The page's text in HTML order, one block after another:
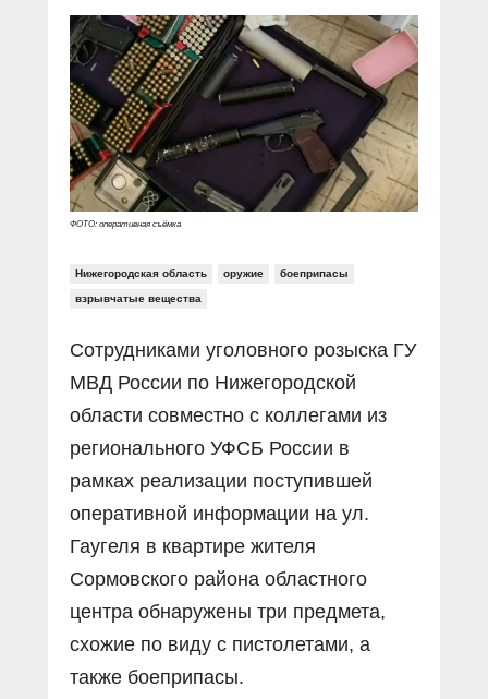
Документальные фильмы
В знании сила
Специальный репортаж
КиберПОСТОВОЙ
Газета «Щит и меч»
Журнал «Полиция России»
О ПОРТАЛЕ
Контакты
Вакансии
ФОТО: оперативная съёмка
Нижегородская область оружие боеприпасы
взрывчатые вещества
Сотрудниками уголовного розыска ГУ
МВД России по Нижегородской
области совместно с коллегами из
регионального УФСБ России в
рамках реализации поступившей
оперативной информации на ул.
Гаугеля в квартире жителя
Сормовского района областного
центра обнаружены три предмета,
схожие по виду с пистолетами, а
также боеприпасы.